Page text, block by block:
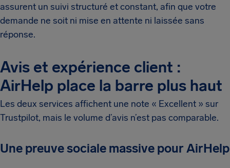
assurent un suivi structuré et constant, afin que votre
demande ne soit ni mise en attente ni laissée sans
réponse.
Avis et expérience client :
AirHelp place la barre plus haut
Les deux services affichent une note « Excellent » sur
Trustpilot, mais le volume d’avis n’est pas comparable.
Une preuve sociale massive pour AirHelp